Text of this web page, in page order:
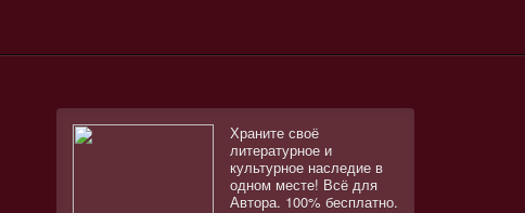
Храните своё
литературное и
культурное наследие в
одном месте! Всё для
Автора. 100% бесплатно.